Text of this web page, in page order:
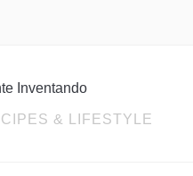
& LIFESTYLE